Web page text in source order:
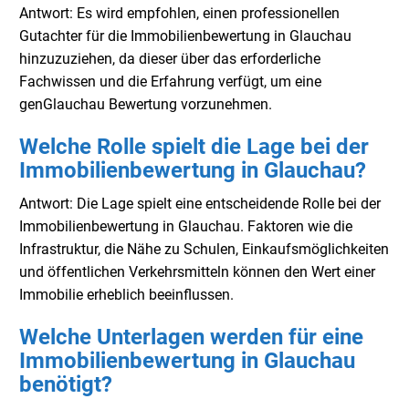
Antwort: Es wird empfohlen, einen professionellen
Gutachter für die Immobilienbewertung in Glauchau
hinzuzuziehen, da dieser über das erforderliche
Fachwissen und die Erfahrung verfügt, um eine
genGlauchau Bewertung vorzunehmen.
Welche Rolle spielt die Lage bei der
Immobilienbewertung in Glauchau?
Antwort: Die Lage spielt eine entscheidende Rolle bei der
Immobilienbewertung in Glauchau. Faktoren wie die
Infrastruktur, die Nähe zu Schulen, Einkaufsmöglichkeiten
und öffentlichen Verkehrsmitteln können den Wert einer
Immobilie erheblich beeinflussen.
Welche Unterlagen werden für eine
Immobilienbewertung in Glauchau
benötigt?